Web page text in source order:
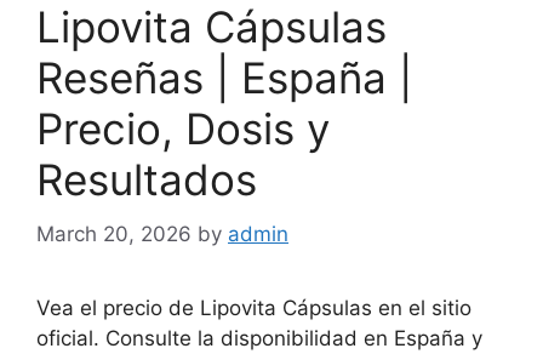
Lipovita Cápsulas
Reseñas | España |
Precio, Dosis y
Resultados
March 20, 2026 by admin
Vea el precio de Lipovita Cápsulas en el sitio
oficial. Consulte la disponibilidad en España y